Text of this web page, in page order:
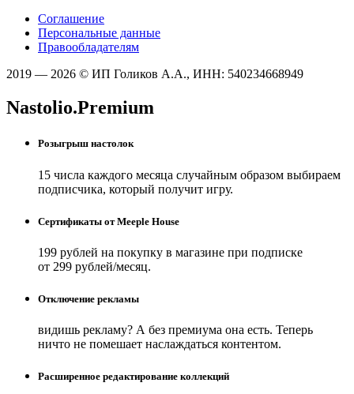
Соглашение
Персональные данные
Правообладателям
2019 — 2026 © ИП Голиков А.А., ИНН: 540234668949
Nastolio.Premium
Розыгрыш настолок
15 числа каждого месяца случайным образом выбираем
подписчика, который получит игру.
Сертификаты от Meeple House
199 рублей на покупку в магазине при подписке
от 299 рублей/месяц.
Отключение рекламы
видишь рекламу? А без премиума она есть. Теперь
ничто не помешает наслаждаться контентом.
Расширенное редактирование коллекций